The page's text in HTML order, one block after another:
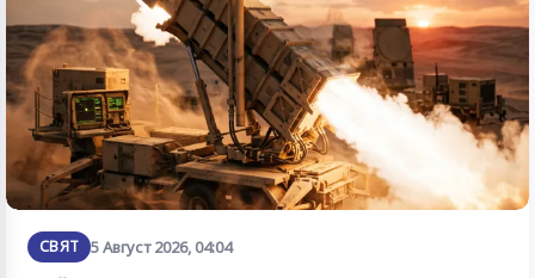
СВЯТ 5 Август 2026, 04:04